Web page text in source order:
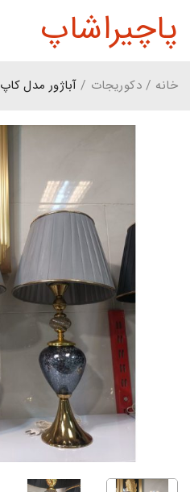
پاچیراشاپ
خانه / دکوریجات / آباژور مدل کاپ